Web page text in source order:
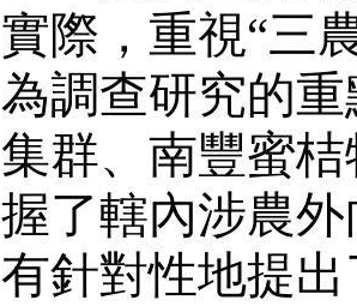
實際，重視“三
為調查研究的
集群、南豐蜜
握了轄內涉農
有針對性地提